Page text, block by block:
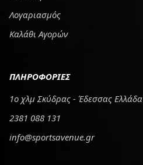
Λογαριασμός
Καλάθι Αγορών
ΠΛΗΡΟΦΟΡΙΕΣ
1ο χλμ Σκύδρας - Έδεσσας Ελλάδα
2381 088 131
info@sportsavenue.gr